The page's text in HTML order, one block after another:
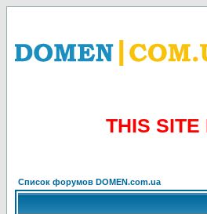
THIS SITE
Список форумов DOMEN.com.ua